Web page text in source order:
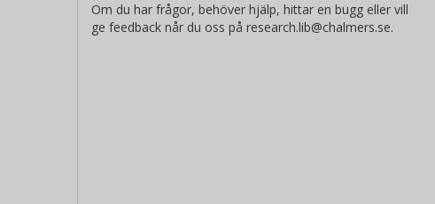
Om du har frågor, behöver hjälp, hittar en bugg eller vill
ge feedback når du oss på research.lib@chalmers.se.